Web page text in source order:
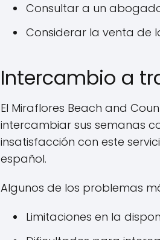
Consultar a un
Considerar la venta de
Intercambio a
El Miraflores Beach and
intercambiar sus semanas
insatisfacción con este
español.
Algunos de los problemas
Limitaciones en la